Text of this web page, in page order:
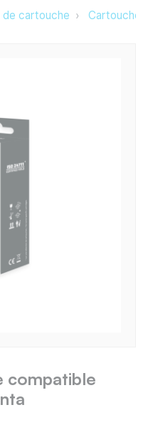
de cartouche
compatible